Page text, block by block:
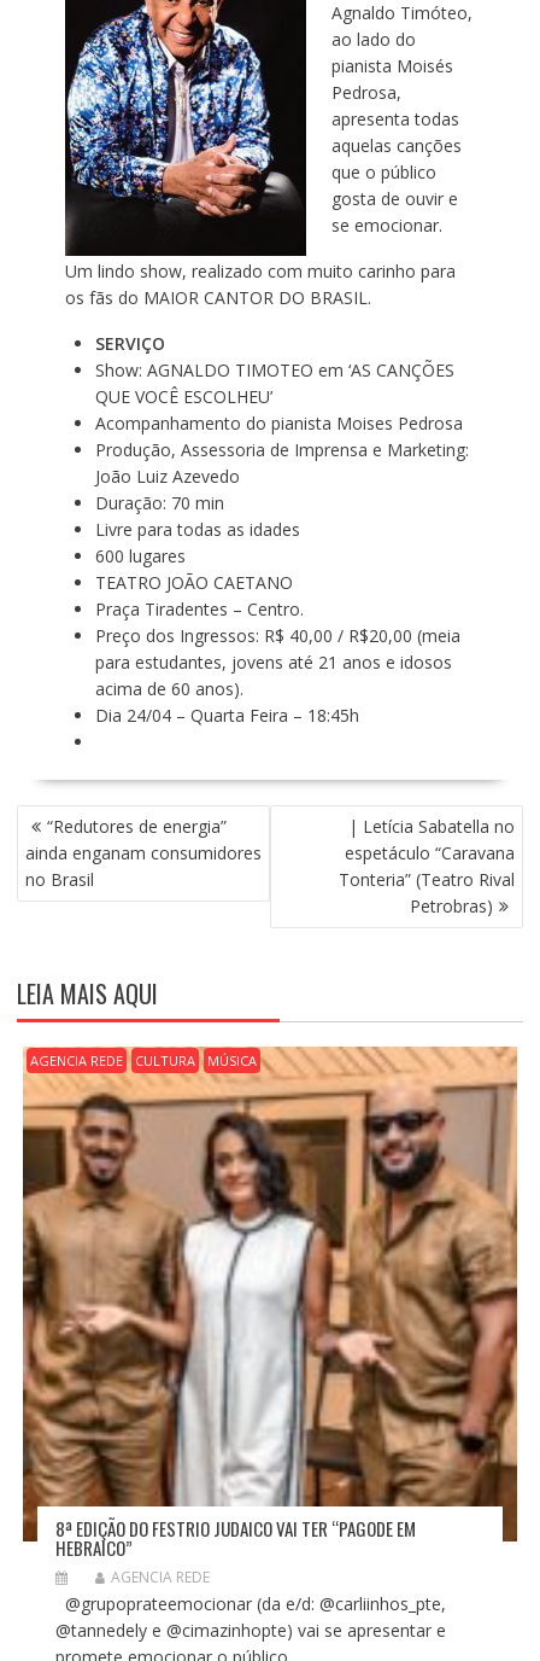
Agnaldo Timóteo,
ao lado do
pianista Moisés
Pedrosa,
apresenta todas
aquelas canções
que o público
gosta de ouvir e
se emocionar.
Um lindo show, realizado com muito carinho para
os fãs do MAIOR CANTOR DO BRASIL.
SERVIÇO
Show: AGNALDO TIMOTEO em ‘AS CANÇÕES
QUE VOCÊ ESCOLHEU’
Acompanhamento do pianista Moises Pedrosa
Produção, Assessoria de Imprensa e Marketing:
João Luiz Azevedo
Duração: 70 min
Livre para todas as idades
600 lugares
TEATRO JOÃO CAETANO
Praça Tiradentes – Centro.
Preço dos Ingressos: R$ 40,00 / R$20,00 (meia
para estudantes, jovens até 21 anos e idosos
acima de 60 anos).
Dia 24/04 – Quarta Feira – 18:45h
N
A
V
E
Ç
Ã
O
D
E
P
O
T
“Redutores de energia”
ainda enganam consumidores
no Brasil
| Letícia Sabatella no
espetáculo “Caravana
Tonteria” (Teatro Rival
Petrobras)
LEIA MAIS AQUI
AGENCIA REDE CULTURA MÚSICA
8ª EDIÇÃO DO FESTRIO JUDAICO VAI TER “PAGODE EM
HEBRAICO”
AGENCIA REDE
@grupoprateemocionar (da e/d: @carliinhos_pte,
@tannedely e @cimazinhopte) vai se apresentar e